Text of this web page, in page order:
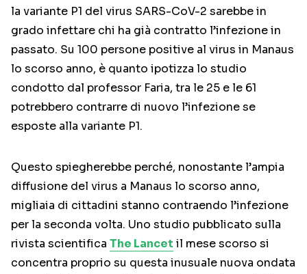
la variante P1 del virus SARS-CoV-2 sarebbe in
grado infettare chi ha già contratto l’infezione in
passato. Su 100 persone positive al virus in Manaus
lo scorso anno, è quanto ipotizza lo studio
condotto dal professor Faria, tra le 25 e le 61
potrebbero contrarre di nuovo l’infezione se
esposte alla variante P1.
Questo spiegherebbe perché, nonostante l’ampia
diffusione del virus a Manaus lo scorso anno,
migliaia di cittadini stanno contraendo l’infezione
per la seconda volta. Uno studio pubblicato sulla
rivista scientifica The Lancet il mese scorso si
concentra proprio su questa inusuale nuova ondata